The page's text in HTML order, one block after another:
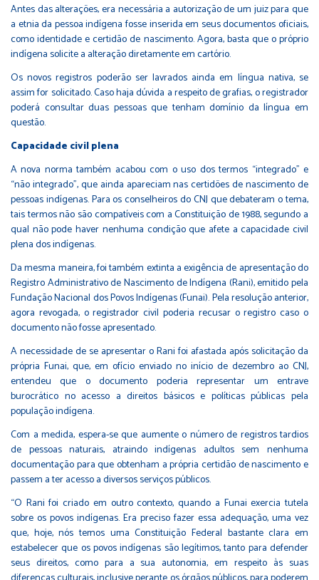
Antes das alterações, era necessária a autorização de um juiz para que
a etnia da pessoa indígena fosse inserida em seus documentos oficiais,
como identidade e certidão de nascimento. Agora, basta que o próprio
indígena solicite a alteração diretamente em cartório.
Os novos registros poderão ser lavrados ainda em língua nativa, se
assim for solicitado. Caso haja dúvida a respeito de grafias, o registrador
poderá consultar duas pessoas que tenham domínio da língua em
questão.
Capacidade civil plena
A nova norma também acabou com o uso dos termos “integrado” e
“não integrado”, que ainda apareciam nas certidões de nascimento de
pessoas indígenas. Para os conselheiros do CNJ que debateram o tema,
tais termos não são compatíveis com a Constituição de 1988, segundo a
qual não pode haver nenhuma condição que afete a capacidade civil
plena dos indígenas.
Da mesma maneira, foi também extinta a exigência de apresentação do
Registro Administrativo de Nascimento de Indígena (Rani), emitido pela
Fundação Nacional dos Povos Indígenas (Funai). Pela resolução anterior,
agora revogada, o registrador civil poderia recusar o registro caso o
documento não fosse apresentado.
A necessidade de se apresentar o Rani foi afastada após solicitação da
própria Funai, que, em ofício enviado no início de dezembro ao CNJ,
entendeu que o documento poderia representar um entrave
burocrático no acesso a direitos básicos e políticas públicas pela
população indígena.
Com a medida, espera-se que aumente o número de registros tardios
de pessoas naturais, atraindo indígenas adultos sem nenhuma
documentação para que obtenham a própria certidão de nascimento e
passem a ter acesso a diversos serviços públicos.
“O Rani foi criado em outro contexto, quando a Funai exercia tutela
sobre os povos indígenas. Era preciso fazer essa adequação, uma vez
que, hoje, nós temos uma Constituição Federal bastante clara em
estabelecer que os povos indígenas são legítimos, tanto para defender
seus direitos, como para a sua autonomia, em respeito às suas